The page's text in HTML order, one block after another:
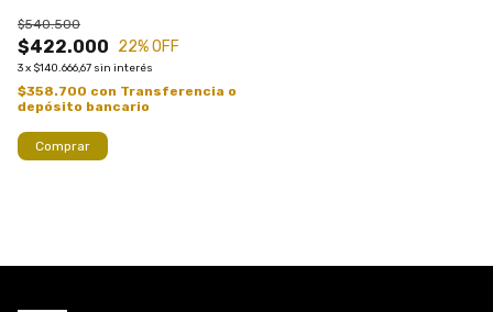
$422.000
$540.500
22% OFF
3x $140.666,67 sin interés
$358.700 con Transferencia o
depósito bancario
Comprar